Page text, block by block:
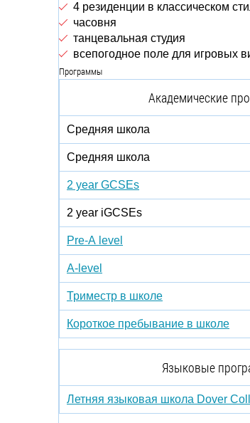
4 резиденции в классическом
часовня
танцевальная студия
всепогодное поле для игровых
Программы
Академические
Средняя школа
Средняя школа
2 year GCSEs
2 year iGCSEs
Pre-A level
A-level
Триместр в школе
Короткое пребывание в школе
Языковые
Летняя языковая школа Dover